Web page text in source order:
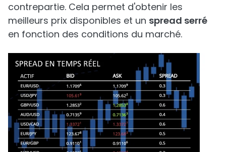
contrepartie. Cela permet d'obtenir les
meilleurs prix disponibles et un spread serré
en fonction des conditions du marché.